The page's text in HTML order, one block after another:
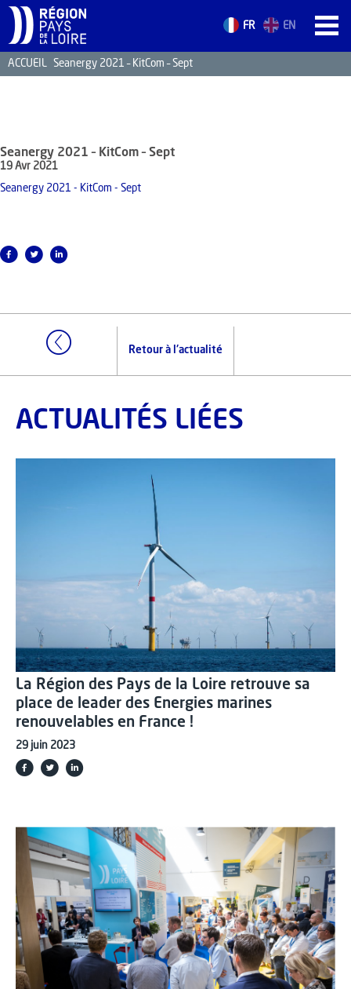
FR EN
ACCUEIL Seanergy 2021 – KitCom – Sept
Seanergy 2021 – KitCom – Sept
19 Avr 2021
Seanergy 2021 - KitCom - Sept
Retour à l'actualité
ACTUALITÉS LIÉES
La Région des Pays de la Loire retrouve sa
place de leader des Energies marines
renouvelables en France !
29 juin 2023